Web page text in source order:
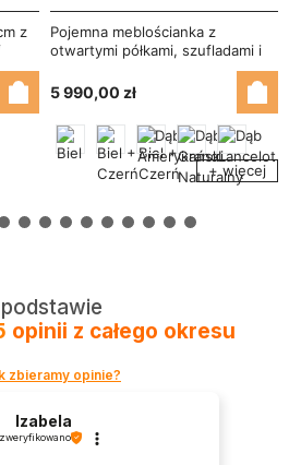
z
Pojemna meblościanka z
otwartymi półkami, szufladami i
Amerykański – MODENA
5 990,00 zł
+ więcej
opinii z całego okresu
zbieramy opinie?
Izabela
zweryfikowano